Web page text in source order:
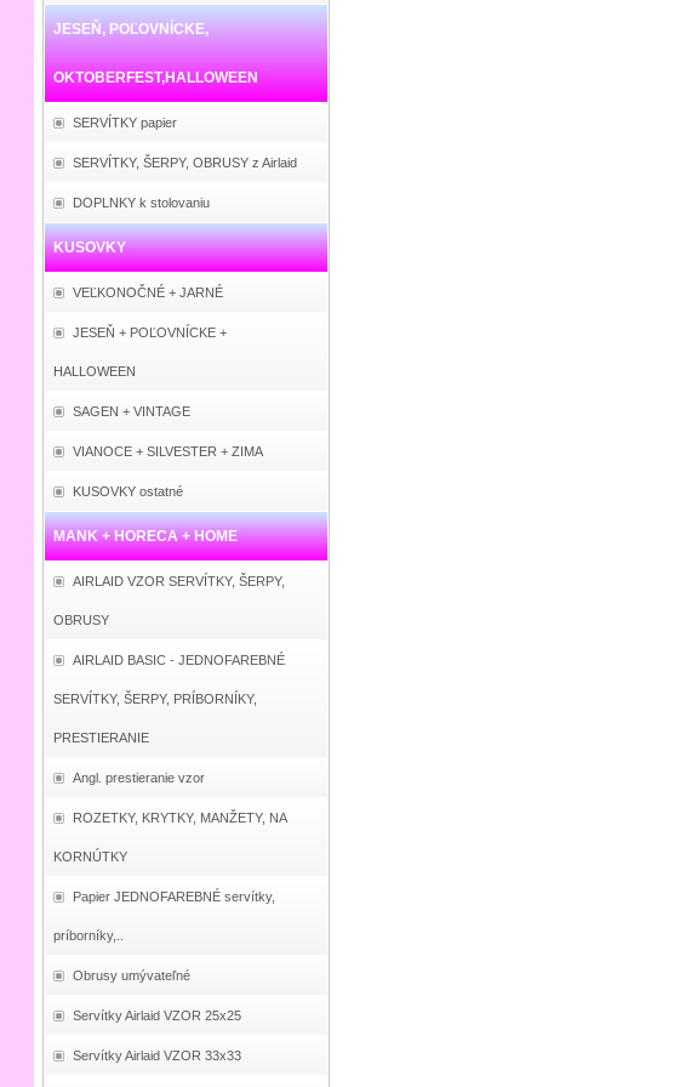
JESEŇ, POĽOVNÍCKE,
OKTOBERFEST,HALLOWEEN
SERVÍTKY papier
SERVÍTKY, ŠERPY, OBRUSY z Airlaid
DOPLNKY k stolovaniu
KUSOVKY
VEĽKONOČNÉ + JARNÉ
JESEŇ + POĽOVNÍCKE +
HALLOWEEN
SAGEN + VINTAGE
VIANOCE + SILVESTER + ZIMA
KUSOVKY ostatné
MANK + HORECA + HOME
AIRLAID VZOR SERVÍTKY, ŠERPY,
OBRUSY
AIRLAID BASIC - JEDNOFAREBNÉ
SERVÍTKY, ŠERPY, PRÍBORNÍKY,
PRESTIERANIE
Angl. prestieranie vzor
ROZETKY, KRYTKY, MANŽETY, NA
KORNÚTKY
Papier JEDNOFAREBNÉ servítky,
príborníky,..
Obrusy umývateľné
Servítky Airlaid VZOR 25x25
Servítky Airlaid VZOR 33x33